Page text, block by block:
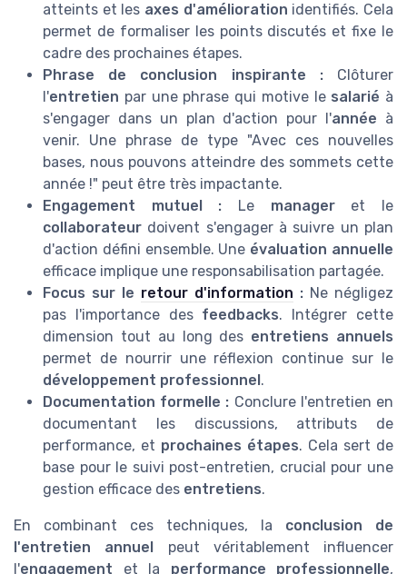
atteints et les axes d'amélioration identifiés. Cela
permet de formaliser les points discutés et fixe le
cadre des prochaines étapes.
Phrase de conclusion inspirante :Clôturer
l'entretien par une phrase qui motive le salarié à
s'engager dans un plan d'action pour l'année à
venir. Une phrase de type "Avec ces nouvelles
bases, nous pouvons atteindre des sommets cette
année !" peut être très impactante.
Engagement mutuel : Le manageret le
collaborateur doivent s'engager à suivre un plan
d'action défini ensemble. Une évaluation annuelle
efficace implique une responsabilisation partagée.
Focus sur le retour d'information : Ne négligez
pas l'importance des feedbacks. Intégrer cette
dimension tout au long des entretiens annuels
permet de nourrir une réflexion continue sur le
développement professionnel .
Documentation formelle : Conclure l'entretien en
documentant les discussions, attributs de
performance, et prochaines étapes. Cela sert de
base pour le suivi post-entretien, crucial pour une
gestion efficace des entretiens.
En combinant ces techniques, la conclusion de
l'entretien annuel
peut véritablement influencer
l'engagement et la performance professionnelle,